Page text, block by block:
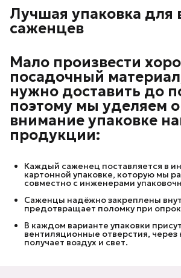
Лучшая упаковка для
саженцев
Мало произвести
посадочный
нужно доставить до
поэтому мы уделяем
внимание упаковке
продукции:
Каждый саженец поставляется в
картонной упаковке, которую мы
совместно с инженерами
Саженцы надёжно закреплены
предотвращает поломку при
В каждом варианте упаковки
вентиляционные отверстия, через
получает воздух и свет.